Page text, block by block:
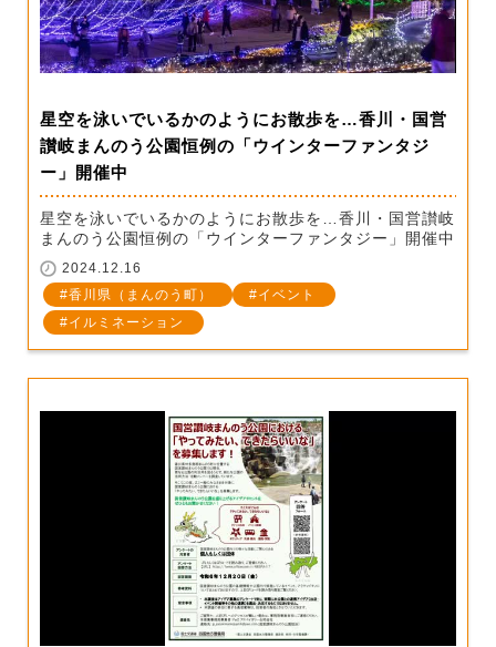
星空を泳いでいるかのようにお散歩を…香川・国営
讃岐まんのう公園恒例の「ウインターファンタジ
ー」開催中
星空を泳いでいるかのようにお散歩を…香川・国営讃岐
まんのう公園恒例の「ウインターファンタジー」開催中
2024.12.16
香川県（まんのう町）
イベント
イルミネーション